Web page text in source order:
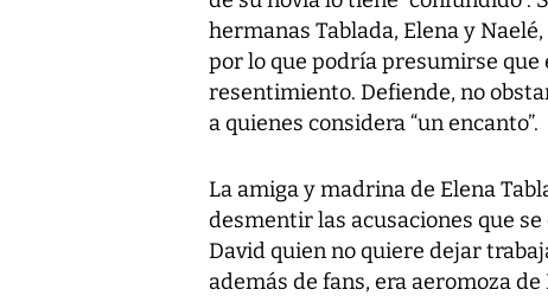
hermanas Tablada, Elena y
por lo que podría presumirse
resentimiento. Defiende, no
a quienes considera “un encanto”.
La amiga y madrina de Elena
desmentir las acusaciones que
David quien no quiere dejar
además de fans, era aeromoza